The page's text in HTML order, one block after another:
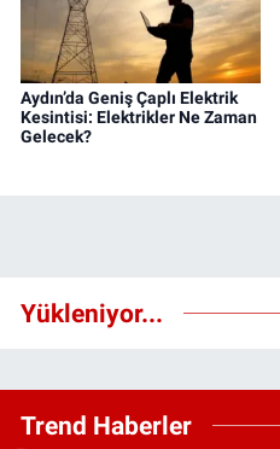
Aydın’da Geniş Çaplı Elektrik
Kesintisi: Elektrikler Ne Zaman
Gelecek?
Yükleniyor...
Trend Haberler